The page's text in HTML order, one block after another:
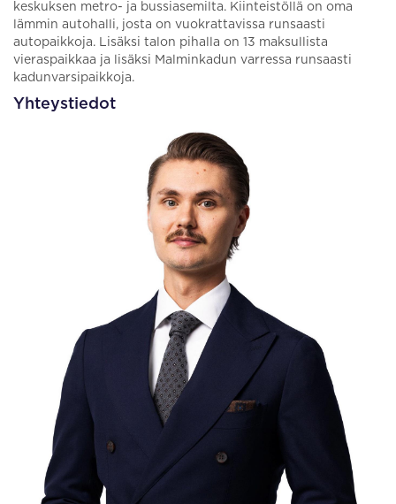
keskuksen metro- ja bussiasemilta. Kiinteistöllä on oma
lämmin autohalli, josta on vuokrattavissa runsaasti
autopaikkoja. Lisäksi talon pihalla on 13 maksullista
vieraspaikkaa ja lisäksi Malminkadun varressa runsaasti
kadunvarsipaikkoja.
Yhteystiedot